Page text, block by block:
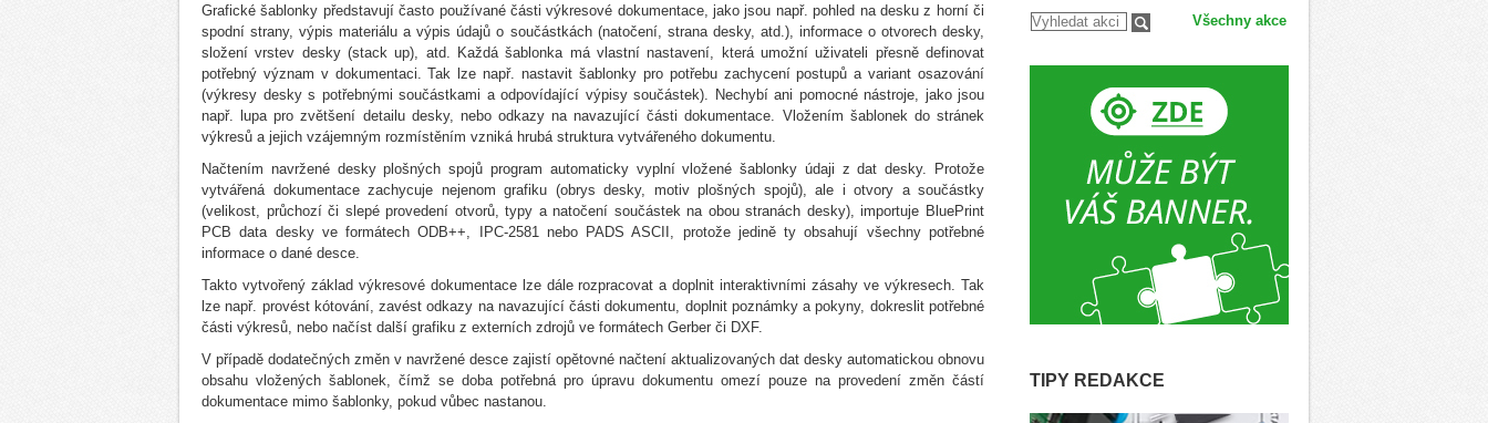
Grafické šablonky představují často používané části výkresové dokumentace, jako jsou např. pohled na desku z horní či
spodní strany, výpis materiálu a výpis údajů o součástkách (natočení, strana desky, atd.), informace o otvorech desky,
složení vrstev desky (stack up), atd. Každá šablonka má vlastní nastavení, která umožní uživateli přesně definovat
potřebný význam v dokumentaci. Tak lze např. nastavit šablonky pro potřebu zachycení postupů a variant osazování
(výkresy desky s potřebnými součástkami a odpovídající výpisy součástek). Nechybí ani pomocné nástroje, jako jsou
např. lupa pro zvětšení detailu desky, nebo odkazy na navazující části dokumentace. Vložením šablonek do stránek
výkresů a jejich vzájemným rozmístěním vzniká hrubá struktura vytvářeného dokumentu.
Načtením navržené desky plošných spojů program automaticky vyplní vložené šablonky údaji z dat desky. Protože
vytvářená dokumentace zachycuje nejenom grafiku (obrys desky, motiv plošných spojů), ale i otvory a součástky
(velikost, průchozí či slepé provedení otvorů, typy a natočení součástek na obou stranách desky), importuje BluePrint
PCB data desky ve formátech ODB++, IPC-2581 nebo PADS ASCII, protože jedině ty obsahují všechny potřebné
informace o dané desce.
Takto vytvořený základ výkresové dokumentace lze dále rozpracovat a doplnit interaktivními zásahy ve výkresech. Tak
lze např. provést kótování, zavést odkazy na navazující části dokumentu, doplnit poznámky a pokyny, dokreslit potřebné
části výkresů, nebo načíst další grafiku z externích zdrojů ve formátech Gerber či DXF.
V případě dodatečných změn v navržené desce zajistí opětovné načtení aktualizovaných dat desky automatickou obnovu
obsahu vložených šablonek, čímž se doba potřebná pro úpravu dokumentu omezí pouze na provedení změn částí
dokumentace mimo šablonky, pokud vůbec nastanou.
Všechny akce
TIPY REDAKCE